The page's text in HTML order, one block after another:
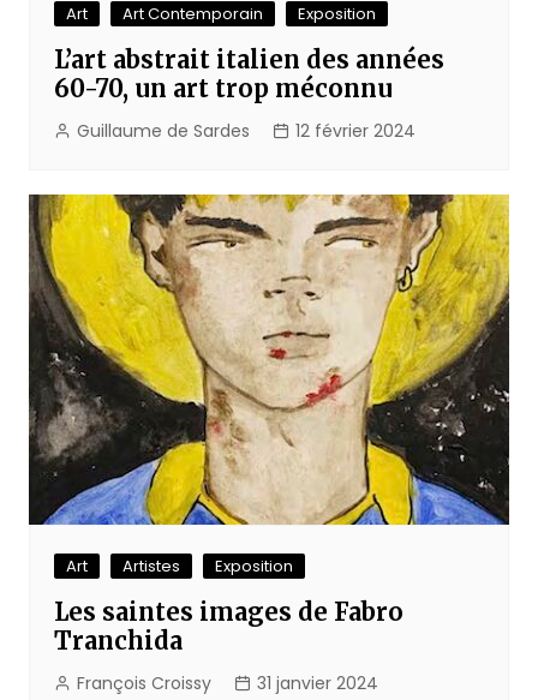
Art Art Contemporain Exposition
L’art abstrait italien des années
60-70, un art trop méconnu
Guillaume de Sardes 12 février 2024
Art Artistes Exposition
Les saintes images de Fabro
Tranchida
François Croissy 31 janvier 2024